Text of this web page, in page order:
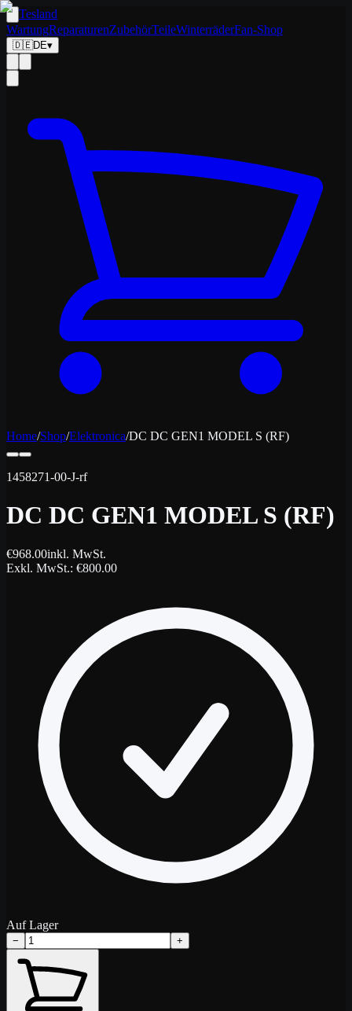
Tesland
WartungReparaturenZubehörTeileWinterräderFan-Shop
🇩🇪DE▾
Home/Shop/Elektronica/DC DC GEN1 MODEL S (RF)
1458271-00-J-rf
DC DC GEN1 MODEL S (RF)
€968.00inkl. MwSt.
Exkl. MwSt.: €800.00
Auf Lager
− +